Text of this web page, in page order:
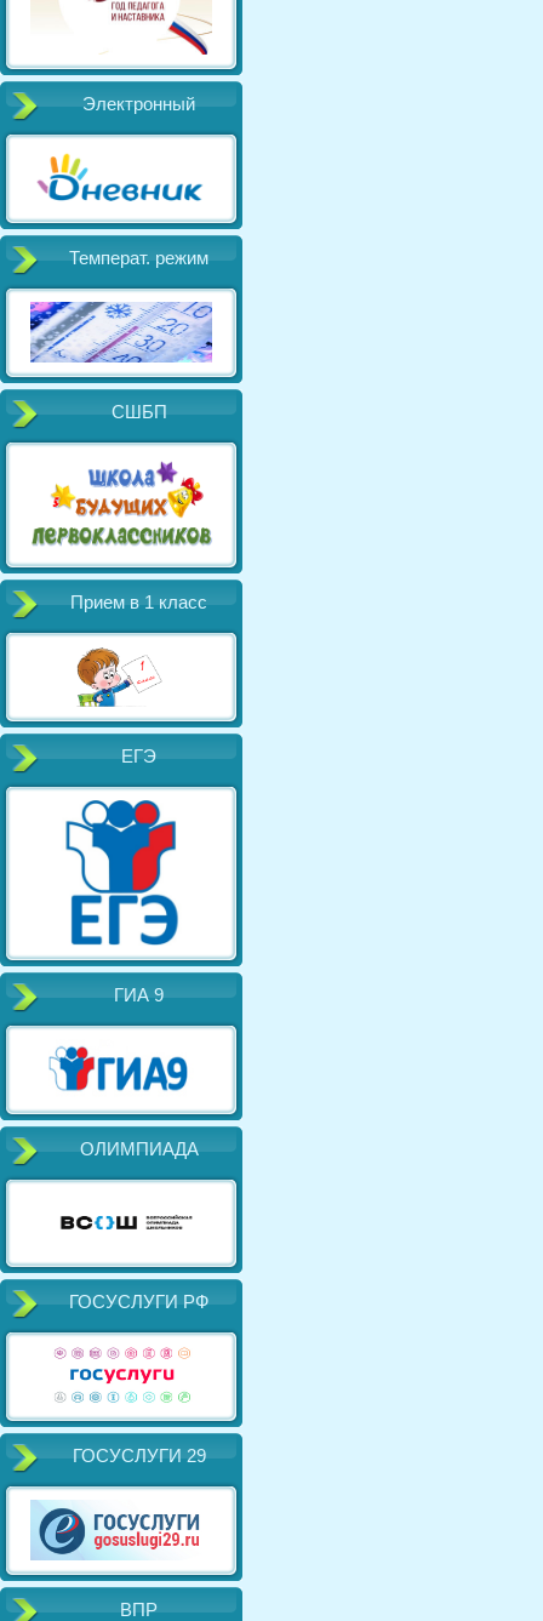
Электронный
Температ. режим
СШБП
Прием в 1 класс
ЕГЭ
ГИА 9
ОЛИМПИАДА
ГОСУСЛУГИ РФ
ГОСУСЛУГИ 29
ВПР